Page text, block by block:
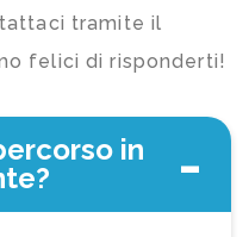
tramite il
felici di risponderti!
in